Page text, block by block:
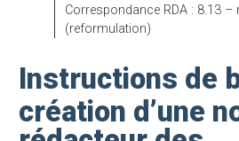
Correspondance RDA : 8.13 – modification
(reformulation)
Instructions de
création d’une